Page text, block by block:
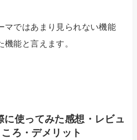
マではあまり見られない機能
能と言えます。
使ってみた感想・レビュ
ろ・デメリット